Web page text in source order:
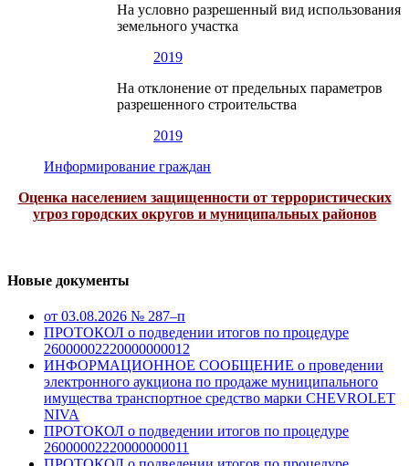
На условно разрешенный вид использования
земельного участка
2019
На отклонение от предельных параметров
разрешенного строительства
2019
Информирование граждан
Оценка населением защищенности от террористических
угроз городских округов и муниципальных районов
Новые документы
от 03.08.2026 № 287–п
ПРОТОКОЛ о подведении итогов по процедуре
26000002220000000012
ИНФОРМАЦИОННОЕ СООБЩЕНИЕ о проведении
электронного аукциона по продаже муниципального
имущества транспортное средство марки CHEVROLET
NIVA
ПРОТОКОЛ о подведении итогов по процедуре
26000002220000000011